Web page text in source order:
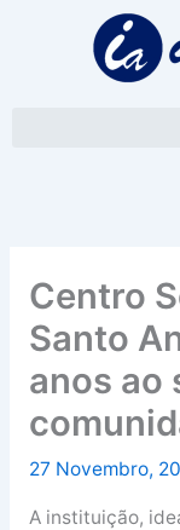
Centro
Santo
anos ao
27 Novembro,
A instituição,